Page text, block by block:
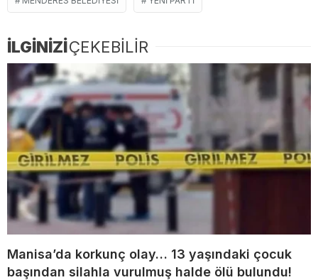
İLGİNİZİÇEKEBİLİR
Manisa’da korkunç olay… 13 yaşındaki çocuk
başından silahla vurulmuş halde ölü bulundu!